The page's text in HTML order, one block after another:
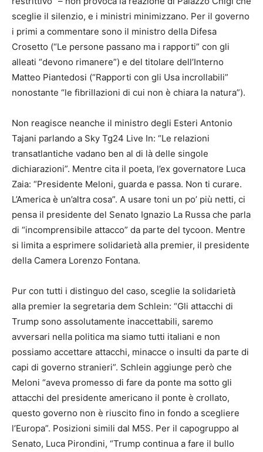
sceglie il silenzio, e i ministri minimizzano. Per il governo
i primi a commentare sono il ministro della Difesa
Crosetto (“Le persone passano ma i rapporti” con gli
alleati “devono rimanere”) e del titolare dell’Interno
Matteo Piantedosi (“Rapporti con gli Usa incrollabili”
nonostante “le fibrillazioni di cui non è chiara la natura”).
Non reagisce neanche il ministro degli Esteri Antonio
Tajani parlando a Sky Tg24 Live In: “Le relazioni
transatlantiche vadano ben al di là delle singole
dichiarazioni”. Mentre cita il poeta, l’ex governatore Luca
Zaia: “Presidente Meloni, guarda e passa. Non ti curare.
L’America è un’altra cosa”. A usare toni un po’ più netti, ci
pensa il presidente del Senato Ignazio La Russa che parla
di “incomprensibile attacco” da parte del tycoon. Mentre
si limita a esprimere solidarietà alla premier, il presidente
della Camera Lorenzo Fontana.
Pur con tutti i distinguo del caso, sceglie la solidarietà
alla premier la segretaria dem Schlein: “Gli attacchi di
Trump sono assolutamente inaccettabili, saremo
avversari nella politica ma siamo tutti italiani e non
possiamo accettare attacchi, minacce o insulti da parte di
capi di governo stranieri”. Schlein aggiunge però che
Meloni “aveva promesso di fare da ponte ma sotto gli
attacchi del presidente americano il ponte è crollato,
questo governo non è riuscito fino in fondo a scegliere
l’Europa”. Posizioni simili dal M5S. Per il capogruppo al
Senato, Luca Pirondini, “Trump continua a fare il bullo